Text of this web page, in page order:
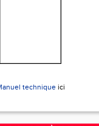
technique ici